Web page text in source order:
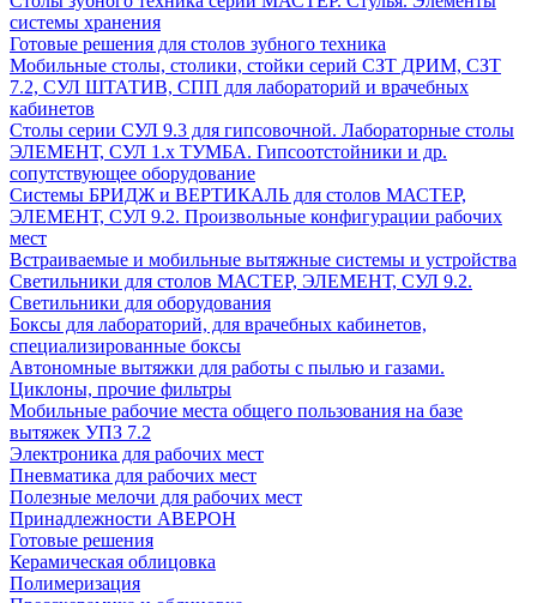
системы хранения
Готовые решения для столов зубного техника
Мобильные столы, столики, стойки серий СЗТ ДРИМ, СЗТ
7.2, СУЛ ШТАТИВ, СПП для лабораторий и врачебных
кабинетов
Столы серии СУЛ 9.3 для гипсовочной. Лабораторные столы
ЭЛЕМЕНТ, СУЛ 1.х ТУМБА. Гипсоотстойники и др.
сопутствующее оборудование
Системы БРИДЖ и ВЕРТИКАЛЬ для столов МАСТЕР,
ЭЛЕМЕНТ, СУЛ 9.2. Произвольные конфигурации рабочих
мест
Встраиваемые и мобильные вытяжные системы и устройства
Светильники для столов МАСТЕР, ЭЛЕМЕНТ, СУЛ 9.2.
Светильники для оборудования
Боксы для лабораторий, для врачебных кабинетов,
специализированные боксы
Автономные вытяжки для работы с пылью и газами.
Циклоны, прочие фильтры
Мобильные рабочие места общего пользования на базе
вытяжек УПЗ 7.2
Электроника для рабочих мест
Пневматика для рабочих мест
Полезные мелочи для рабочих мест
Принадлежности АВЕРОН
Готовые решения
Керамическая облицовка
Полимеризация